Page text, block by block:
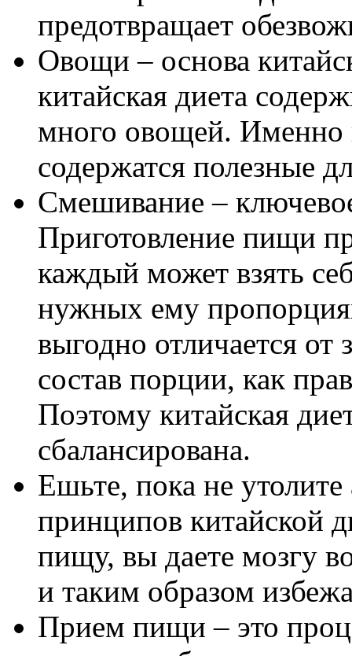
предотвращает
Овощи – основа
китайская диета
много овощей. Именно
содержатся полезные
Смешивание –
Приготовление пищи
каждый может взять
нужных ему
выгодно отличается от
состав порции, как
Поэтому китайская
сбалансирована.
Ешьте, пока не
принципов китайской
пищу, вы даете мозгу
и таким образом
Прием пищи – это